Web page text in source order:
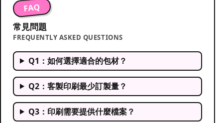
FAQ
常見問題
FREQUENTLY ASKED QUESTIONS
Q1：如何選擇適合的包材？
Q2：客製印刷最少訂製量？
Q3：印刷需要提供什麼檔案？